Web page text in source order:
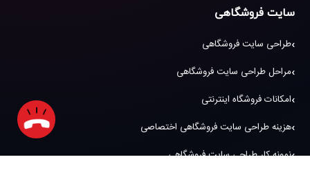
سایت فروشگاهی
طراحی سایت فروشگاهی
مراحل طراحی سایت فروشگاهی
امکانات فروشگاه اینترنتی
هزینه طراحی سایت فروشگاهی اختصاصی
نمونه کار طراحی سایت فروشگاهی